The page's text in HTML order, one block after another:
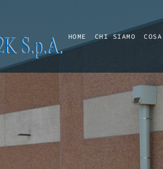
HOME CHI SIAMO